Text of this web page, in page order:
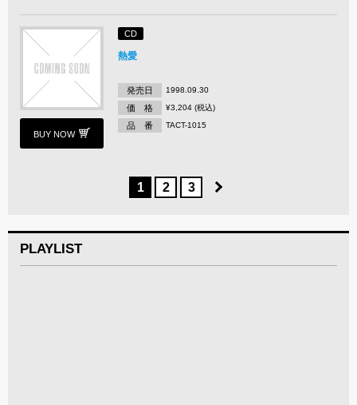
BUY NOW
CD
熱愛
発売日 1998.09.30
価 格 ¥3,204 (税込)
品 番 TACT-1015
1 2 3
PLAYLIST